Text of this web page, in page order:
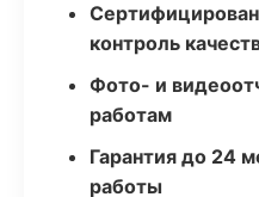
контроль
Фото- и
работам
Гарантия до 24
работы